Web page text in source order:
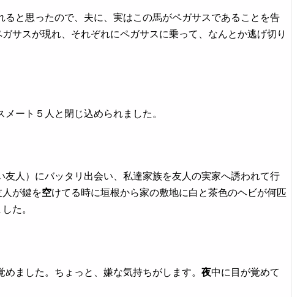
と思ったので、夫に、実はこの馬がペガサスであることを告
サスが現れ、それぞれにペガサスに乗って、なんとか逃げ切り
ート５人と閉じ込められました。
人）にバッタリ出会い、私達家族を友人の実家へ誘われて行
が鍵を空けてる時に垣根から家の敷地に白と茶色のヘビが何匹
た。
ました。ちょっと、嫌な気持ちがします。夜中に目が覚めて